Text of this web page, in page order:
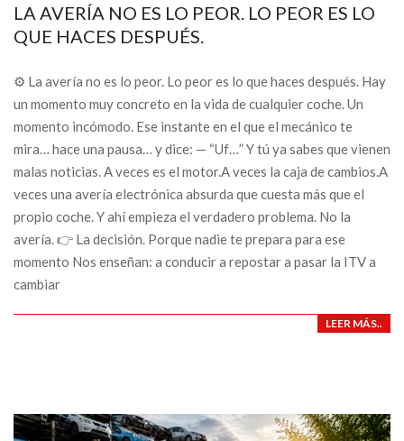
LA AVERÍA NO ES LO PEOR. LO PEOR ES LO
QUE HACES DESPUÉS.
⚙️ La avería no es lo peor. Lo peor es lo que haces después. Hay
un momento muy concreto en la vida de cualquier coche. Un
momento incómodo. Ese instante en el que el mecánico te
mira… hace una pausa… y dice: — “Uf…” Y tú ya sabes que vienen
malas noticias. A veces es el motor.A veces la caja de cambios.A
veces una avería electrónica absurda que cuesta más que el
propio coche. Y ahí empieza el verdadero problema. No la
avería. 👉 La decisión. Porque nadie te prepara para ese
momento Nos enseñan: a conducir a repostar a pasar la ITV a
cambiar
LEER MÁS..